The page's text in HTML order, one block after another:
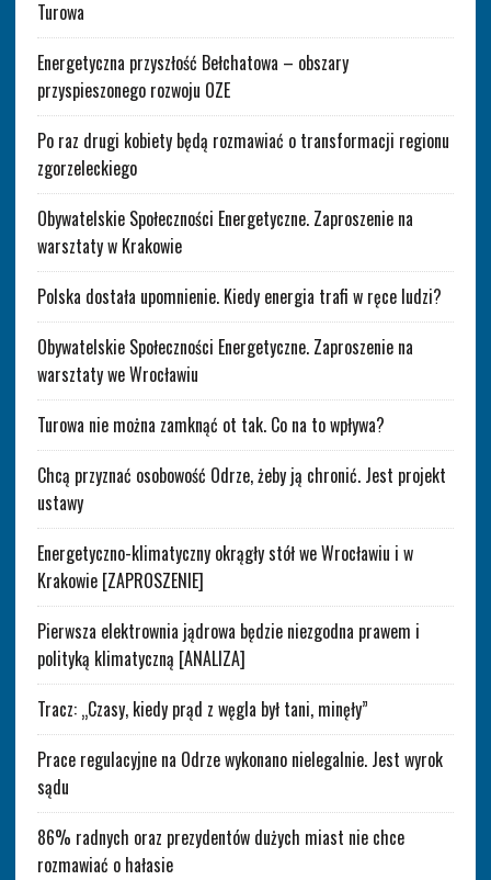
Turowa
Energetyczna przyszłość Bełchatowa – obszary
przyspieszonego rozwoju OZE
Po raz drugi kobiety będą rozmawiać o transformacji regionu
zgorzeleckiego
Obywatelskie Społeczności Energetyczne. Zaproszenie na
warsztaty w Krakowie
Polska dostała upomnienie. Kiedy energia trafi w ręce ludzi?
Obywatelskie Społeczności Energetyczne. Zaproszenie na
warsztaty we Wrocławiu
Turowa nie można zamknąć ot tak. Co na to wpływa?
Chcą przyznać osobowość Odrze, żeby ją chronić. Jest projekt
ustawy
Energetyczno-klimatyczny okrągły stół we Wrocławiu i w
Krakowie [ZAPROSZENIE]
Pierwsza elektrownia jądrowa będzie niezgodna prawem i
polityką klimatyczną [ANALIZA]
Tracz: „Czasy, kiedy prąd z węgla był tani, minęły”
Prace regulacyjne na Odrze wykonano nielegalnie. Jest wyrok
sądu
86% radnych oraz prezydentów dużych miast nie chce
rozmawiać o hałasie